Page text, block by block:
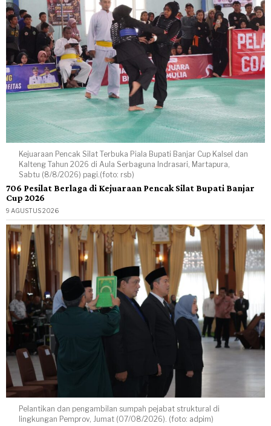
Kejuaraan Pencak Silat Terbuka Piala Bupati Banjar Cup Kalsel dan
Kalteng Tahun 2026 di Aula Serbaguna Indrasari, Martapura,
Sabtu (8/8/2026) pagi.(foto: rsb)
706 Pesilat Berlaga di Kejuaraan Pencak Silat Bupati Banjar
Cup 2026
9 AGUSTUS 2026
Pelantikan dan pengambilan sumpah pejabat struktural di
lingkungan Pemprov, Jumat (07/08/2026). (foto: adpim)